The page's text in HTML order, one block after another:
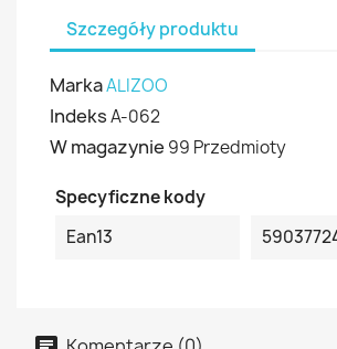
Szczegóły produktu
MarkaALIZOO
IndeksA-062
W magazynie 99 Przedmioty
Specyficzne kody
Ean13